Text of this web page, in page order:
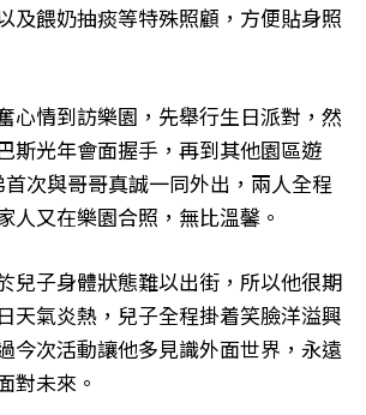
及餵奶抽痰等特殊照顧，方便貼身照
心情到訪樂園，先舉行生日派對，然
斯光年會面握手，再到其他園區遊
次與哥哥真誠一同外出，兩人全程
人又在樂園合照，無比溫馨。
兒子身體狀態難以出街，所以他很期
天氣炎熱，兒子全程掛着笑臉洋溢興
今次活動讓他多見識外面世界，永遠
對未來。